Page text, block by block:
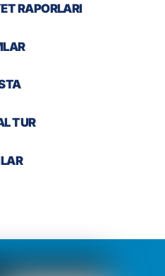
RAPORLARI
TUR